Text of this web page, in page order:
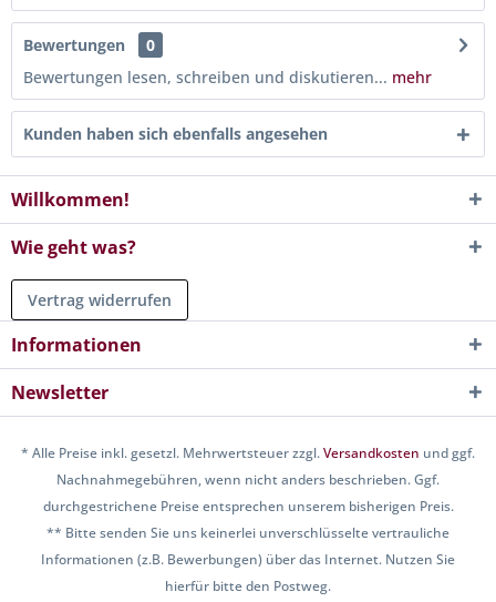
Bewertungen
0
Bewertungen lesen, schreiben und diskutieren... mehr
Kunden haben sich ebenfalls angesehen
Willkommen!
Wie geht was?
Vertrag widerrufen
Informationen
Newsletter
* Alle Preise inkl. gesetzl. Mehrwertsteuer zzgl.Versandkosten und ggf.
Nachnahmegebühren, wenn nicht anders beschrieben. Ggf.
durchgestrichene Preise entsprechen unserem bisherigen Preis.
** Bitte senden Sie uns keinerlei unverschlüsselte vertrauliche
Informationen (z.B. Bewerbungen) über das Internet. Nutzen Sie
hierfür bitte den Postweg.